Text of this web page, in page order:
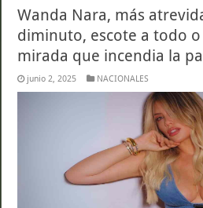
Wanda Nara, más
diminuto, escote a todo
mirada que incendia la
junio 2, 2025 NACIONALES